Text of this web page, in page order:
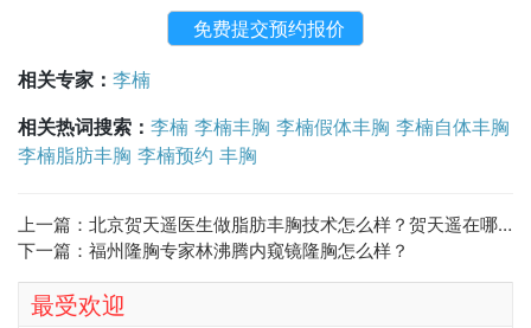
相关专家： 李楠
相关热词搜索： 李楠 李楠丰胸 李楠假体丰胸 李楠自体丰胸
李楠脂肪丰胸 李楠预约 丰胸
上一篇： 北京贺天遥医生做脂肪丰胸技术怎么样？贺天遥在哪个医院？
下一篇： 福州隆胸专家林沸腾内窥镜隆胸怎么样？
最受欢迎